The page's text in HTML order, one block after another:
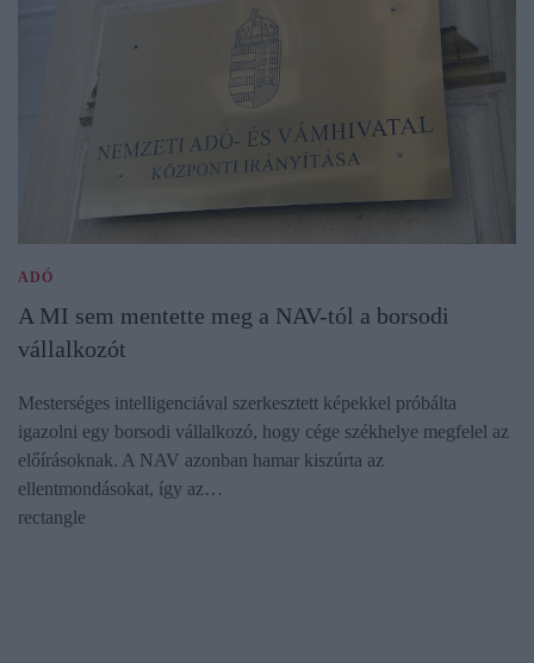
ADÓ
A MI sem mentette meg a NAV-tól a borsodi
vállalkozót
Mesterséges intelligenciával szerkesztett képekkel próbálta
igazolni egy borsodi vállalkozó, hogy cége székhelye megfelel az
előírásoknak. A NAV azonban hamar kiszúrta az
ellentmondásokat, így az…
rectangle